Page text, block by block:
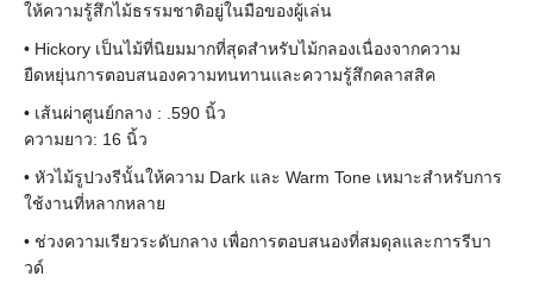
ให้ความรู้สึกไม้ธรรมชาติอยู่ในมือของผู้เล่น
• Hickory เป็นไม้ที่นิยมมากที่สุดสำหรับไม้กลองเนื่องจากความ
ยืดหยุ่นการตอบสนองความทนทานและความรู้สึกคลาสสิค
• เส้นผ่าศูนย์กลาง : .590 นิ้ว
ความยาว: 16 นิ้ว
• หัวไม้รูปวงรีนั้นให้ความ Dark และ Warm Tone เหมาะสำหรับการ
ใช้งานที่หลากหลาย
• ช่วงความเรียวระดับกลาง เพื่อการตอบสนองที่สมดุลและการรีบา
วด์